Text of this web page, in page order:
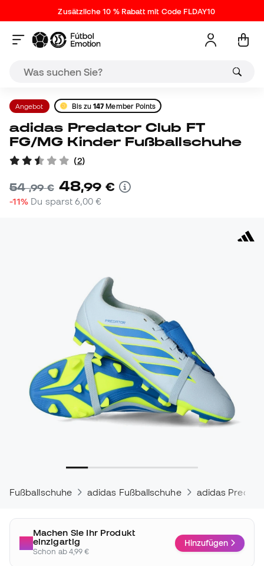
Zusätzliche 10 % Rabatt mit Code FLDAY10
Angebot Bis zu147 Member Points
adidas Predator Club FT
FG/MG Kinder Fußballschuhe
(2)
54,99 € 48,99 €
-11% Du sparst6,00 €
Fußballschuhe adidas Fußballschuhe adidas
Machen Sie Ihr Produkt
einzigartig
Schon ab 4,99 €
Hinzufügen